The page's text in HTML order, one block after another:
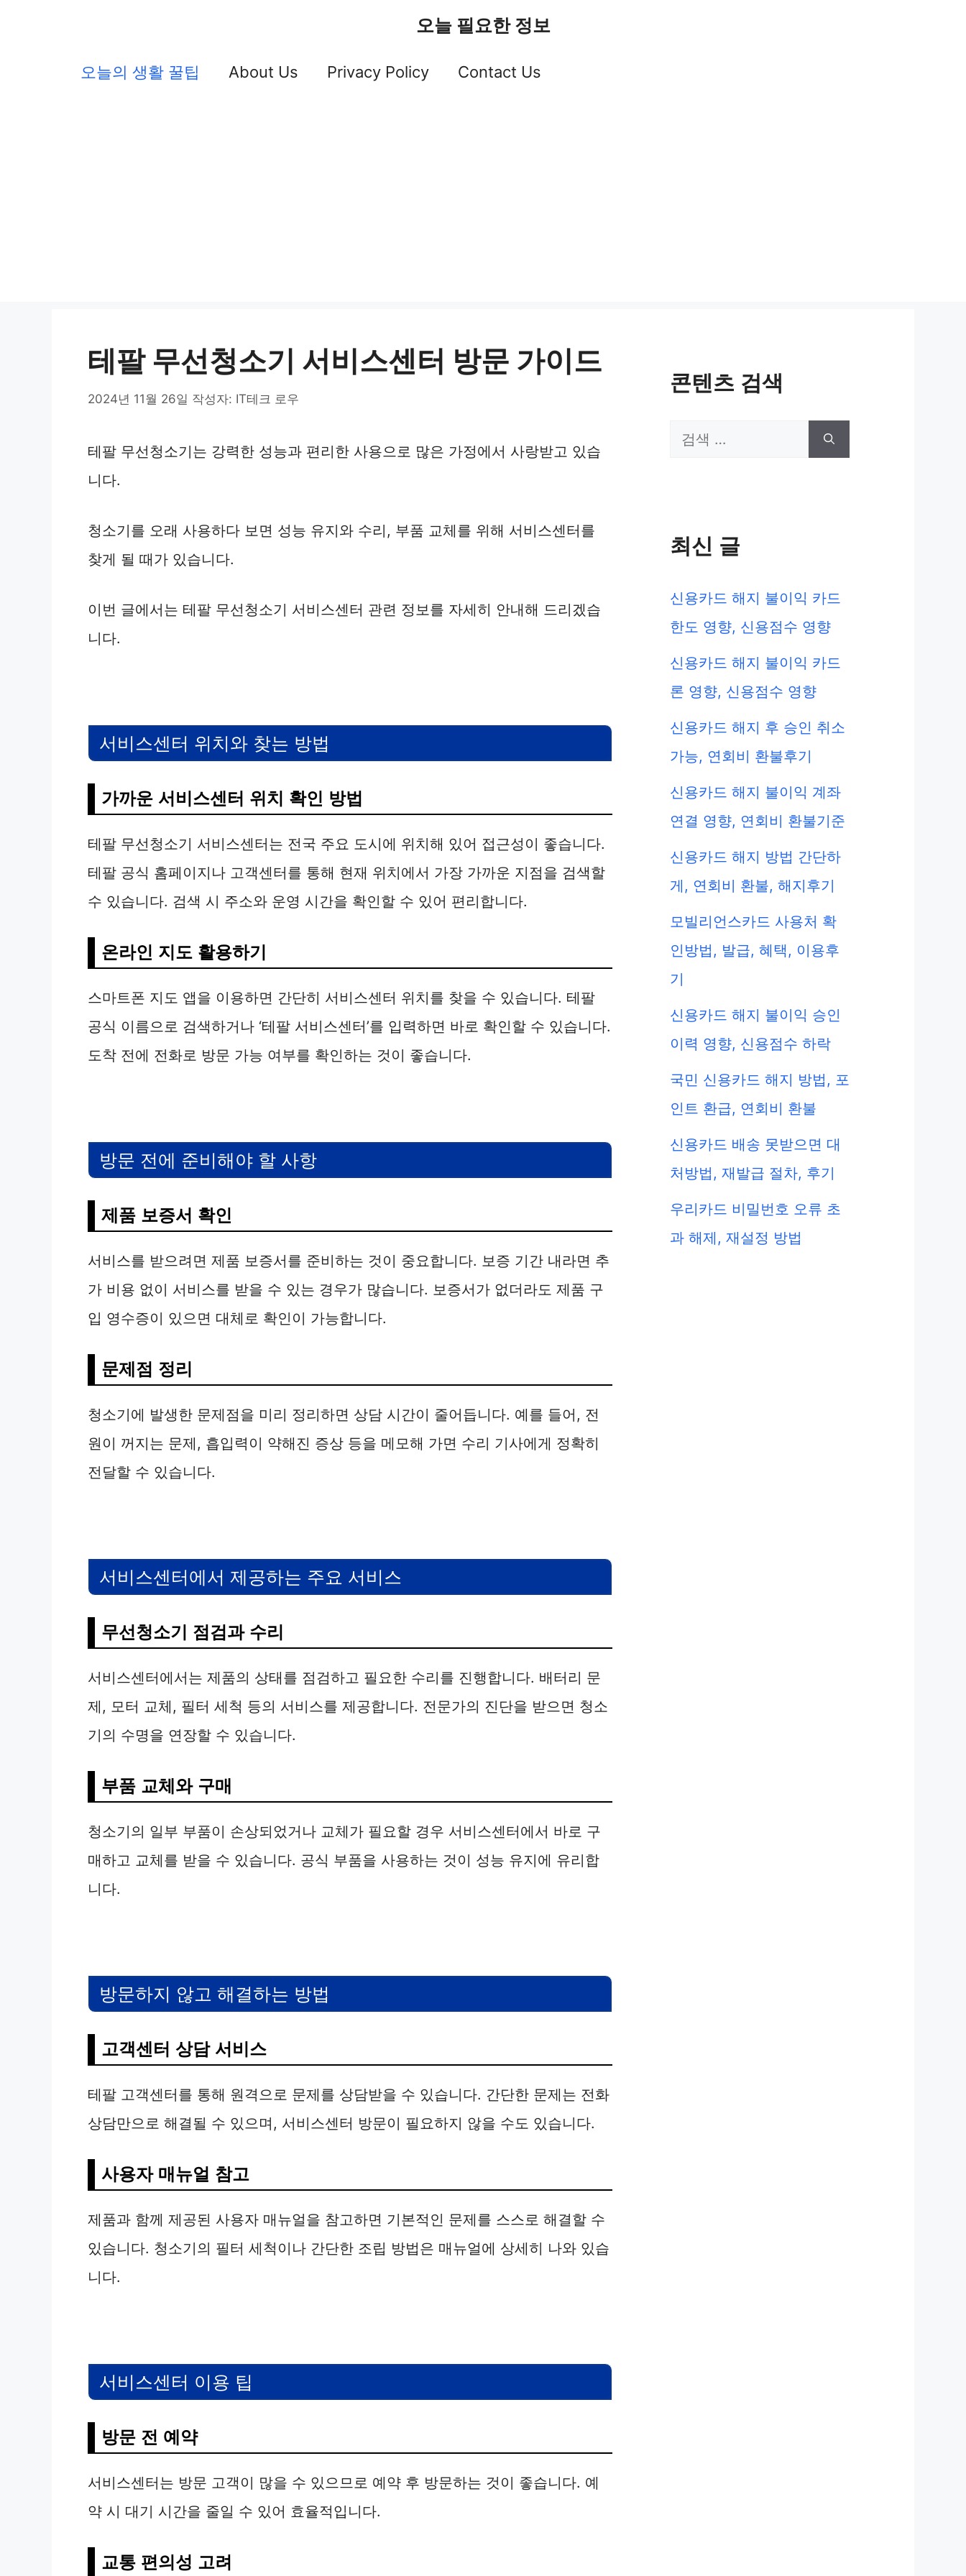
오늘 필요한 정보
오늘의 생활 꿀팁 About Us Privacy Policy Contact Us
테팔 무선청소기 서비스센터 방문 가이드
2024년 11월 26일 작성자: IT테크 로우
테팔 무선청소기는 강력한 성능과 편리한 사용으로 많은 가정에서 사랑받고 있습
니다.
청소기를 오래 사용하다 보면 성능 유지와 수리, 부품 교체를 위해 서비스센터를
찾게 될 때가 있습니다.
이번 글에서는 테팔 무선청소기 서비스센터 관련 정보를 자세히 안내해 드리겠습
니다.
서비스센터 위치와 찾는 방법
가까운 서비스센터 위치 확인 방법
테팔 무선청소기 서비스센터는 전국 주요 도시에 위치해 있어 접근성이 좋습니다.
테팔 공식 홈페이지나 고객센터를 통해 현재 위치에서 가장 가까운 지점을 검색할
수 있습니다. 검색 시 주소와 운영 시간을 확인할 수 있어 편리합니다.
온라인 지도 활용하기
스마트폰 지도 앱을 이용하면 간단히 서비스센터 위치를 찾을 수 있습니다. 테팔
공식 이름으로 검색하거나 ‘테팔 서비스센터’를 입력하면 바로 확인할 수 있습니다.
도착 전에 전화로 방문 가능 여부를 확인하는 것이 좋습니다.
방문 전에 준비해야 할 사항
제품 보증서 확인
서비스를 받으려면 제품 보증서를 준비하는 것이 중요합니다. 보증 기간 내라면 추
가 비용 없이 서비스를 받을 수 있는 경우가 많습니다. 보증서가 없더라도 제품 구
입 영수증이 있으면 대체로 확인이 가능합니다.
문제점 정리
청소기에 발생한 문제점을 미리 정리하면 상담 시간이 줄어듭니다. 예를 들어, 전
원이 꺼지는 문제, 흡입력이 약해진 증상 등을 메모해 가면 수리 기사에게 정확히
전달할 수 있습니다.
서비스센터에서 제공하는 주요 서비스
무선청소기 점검과 수리
서비스센터에서는 제품의 상태를 점검하고 필요한 수리를 진행합니다. 배터리 문
제, 모터 교체, 필터 세척 등의 서비스를 제공합니다. 전문가의 진단을 받으면 청소
기의 수명을 연장할 수 있습니다.
부품 교체와 구매
청소기의 일부 부품이 손상되었거나 교체가 필요할 경우 서비스센터에서 바로 구
매하고 교체를 받을 수 있습니다. 공식 부품을 사용하는 것이 성능 유지에 유리합
니다.
방문하지 않고 해결하는 방법
고객센터 상담 서비스
테팔 고객센터를 통해 원격으로 문제를 상담받을 수 있습니다. 간단한 문제는 전화
상담만으로 해결될 수 있으며, 서비스센터 방문이 필요하지 않을 수도 있습니다.
사용자 매뉴얼 참고
제품과 함께 제공된 사용자 매뉴얼을 참고하면 기본적인 문제를 스스로 해결할 수
있습니다. 청소기의 필터 세척이나 간단한 조립 방법은 매뉴얼에 상세히 나와 있습
니다.
서비스센터 이용 팁
방문 전 예약
서비스센터는 방문 고객이 많을 수 있으므로 예약 후 방문하는 것이 좋습니다. 예
약 시 대기 시간을 줄일 수 있어 효율적입니다.
교통 편의성 고려
콘텐츠 검색
검
최신 글
신용카드 해지 불이익 카드
한도 영향, 신용점수 영향
신용카드 해지 불이익 카드
론 영향, 신용점수 영향
신용카드 해지 후 승인 취소
가능, 연회비 환불후기
신용카드 해지 불이익 계좌
연결 영향, 연회비 환불기준
신용카드 해지 방법 간단하
게, 연회비 환불, 해지후기
모빌리언스카드 사용처 확
인방법, 발급, 혜택, 이용후
기
신용카드 해지 불이익 승인
이력 영향, 신용점수 하락
국민 신용카드 해지 방법, 포
인트 환급, 연회비 환불
신용카드 배송 못받으면 대
처방법, 재발급 절차, 후기
우리카드 비밀번호 오류 초
과 해제, 재설정 방법